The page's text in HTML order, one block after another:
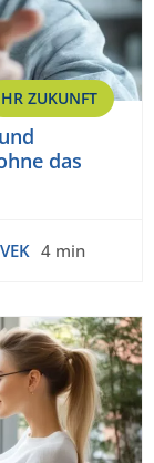
HR ZUKUNFT
das
4 min